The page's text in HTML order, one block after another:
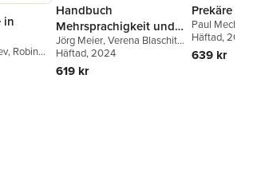
in
, Robin
Handbuch
Mehrsprachigkeit und
soziale Teilhabe
Jörg Meier,Verena Blaschitz,
Inci Dirim
Häftad, 2024
619 kr
Prekäre
Paul Mecheril
Häftad, 2023
639 kr